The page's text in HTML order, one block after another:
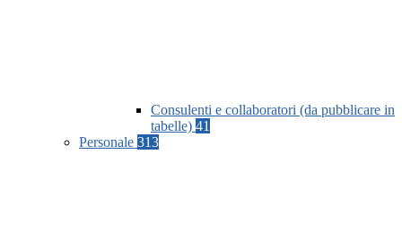
Consulenti e collaboratori (da pubblicare in
tabelle) 41
Personale 313